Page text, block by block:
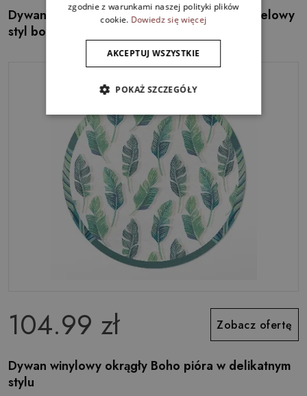
Dywan winylowy okrągły Drobne listki akwarelowy
styl boho
104.99 zł Zobacz ofertę
Dywan winylowy okrągły Boho pióra w delikatnym
stylu
zgodnie z warunkami naszej polityki plików
cookie. Dowiedz się więcej
AKCEPTUJ WSZYSTKIE
POKAŻ SZCZEGÓŁY